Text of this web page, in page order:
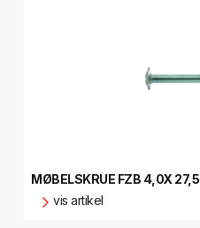
MØBELSKRUE FZB 4,0X 27,5
vis artikel